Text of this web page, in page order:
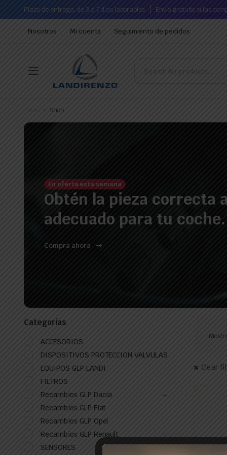
Plazo de entrega: de 3 a 7 días laborables Envío gratuito si las
Nosotros Mi cuenta Seguimiento de pedidos
Inicio Shop
En oferta esta semana
Obtén la pieza correcta
adecuado para tu coche.
Compra ahora
Clear
Categorías
ACCESORIOS
DISPOSITIVOS PROTECCION VALVULAS
EQUIPOS GLP LANDI
FILTROS
Recambios GLP Dacia
Recambios GLP Fiat
Recambios GLP Opel
Recambios GLP Renault
SENSORES